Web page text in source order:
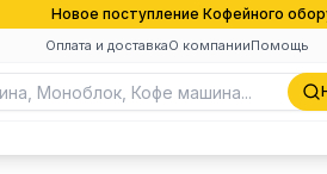
Новое поступление Кофейного
Оплата и доставкаО компанииПомощь